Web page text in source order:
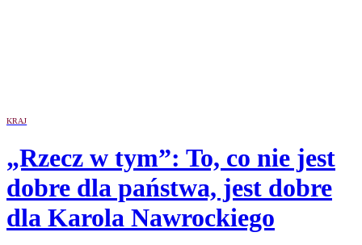
KRAJ
„Rzecz w tym”: To, co nie jest
dobre dla państwa, jest dobre
dla Karola Nawrockiego